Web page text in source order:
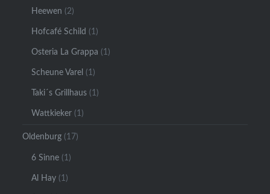
Heewen (2)
Hofcafé Schild (1)
Osteria La Grappa (1)
Scheune Varel (1)
Taki´s Grillhaus (1)
Wattkieker (1)
Oldenburg (17)
6 Sinne (1)
Al Hay (1)